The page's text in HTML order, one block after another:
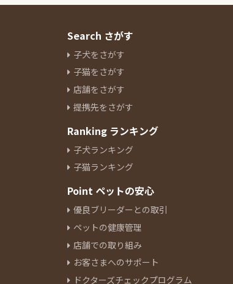
Search さがす
子犬をさがす
子猫をさがす
店舗をさがす
提携先をさがす
Ranking ランキング
子犬ランキング
子猫ランキング
Point ペットの安心
優良ブリーダーとの取引
ペットの健康管理
店舗での取り組み
お客さまへのサポート
ドクターズチェックプログラム